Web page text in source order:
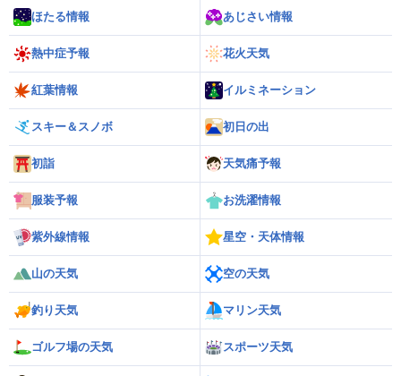
ほたる情報 あじさい情報
熱中症予報 花火天気
紅葉情報 イルミネーション
スキー＆スノボ 初日の出
初詣 天気痛予報
服装予報 お洗濯情報
紫外線情報 星空・天体情報
山の天気 空の天気
釣り天気 マリン天気
ゴルフ場の天気 スポーツ天気